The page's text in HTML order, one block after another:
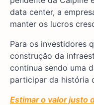
data center, a
manter os lucros
Para os investidores
construção da
continua sendo uma
participar da história
Estimar o valor justo